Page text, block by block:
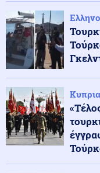
στενό του
Κοινωνία
Χάρτης
σήμερα
Πολιτική
Το
μετωπική